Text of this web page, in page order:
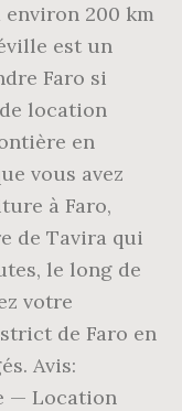
environ 200 km
est un
Faro si
location
en
vous avez
à Faro,
de Tavira qui
le long de
votre
de Faro en
Avis:
— Location